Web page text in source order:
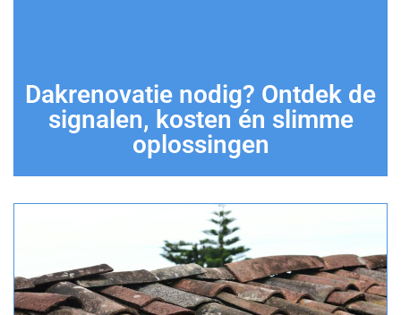
Dakrenovatie nodig? Ontdek de
signalen, kosten én slimme
oplossingen